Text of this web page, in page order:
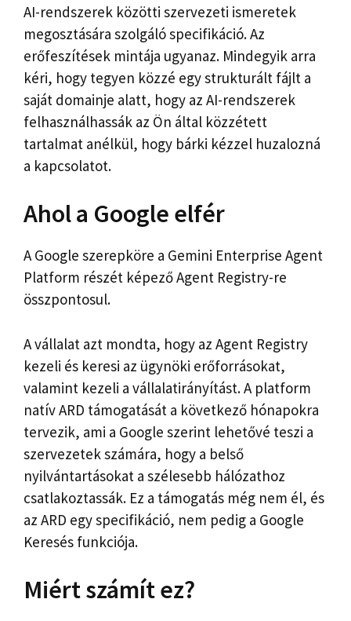
AI-rendszerek közötti szervezeti ismeretek
megosztására szolgáló specifikáció. Az
erőfeszítések mintája ugyanaz. Mindegyik arra
kéri, hogy tegyen közzé egy strukturált fájlt a
saját domainje alatt, hogy az AI-rendszerek
felhasználhassák az Ön által közzétett
tartalmat anélkül, hogy bárki kézzel huzalozná
a kapcsolatot.
Ahol a Google elfér
A Google szerepköre a Gemini Enterprise Agent
Platform részét képező Agent Registry-re
összpontosul.
A vállalat azt mondta, hogy az Agent Registry
kezeli és keresi az ügynöki erőforrásokat,
valamint kezeli a vállalatirányítást. A platform
natív ARD támogatását a következő hónapokra
tervezik, ami a Google szerint lehetővé teszi a
szervezetek számára, hogy a belső
nyilvántartásokat a szélesebb hálózathoz
csatlakoztassák. Ez a támogatás még nem él, és
az ARD egy specifikáció, nem pedig a Google
Keresés funkciója.
Miért számít ez?